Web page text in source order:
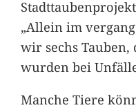
„Allein im
wir sechs
wurden bei
Manche Tiere